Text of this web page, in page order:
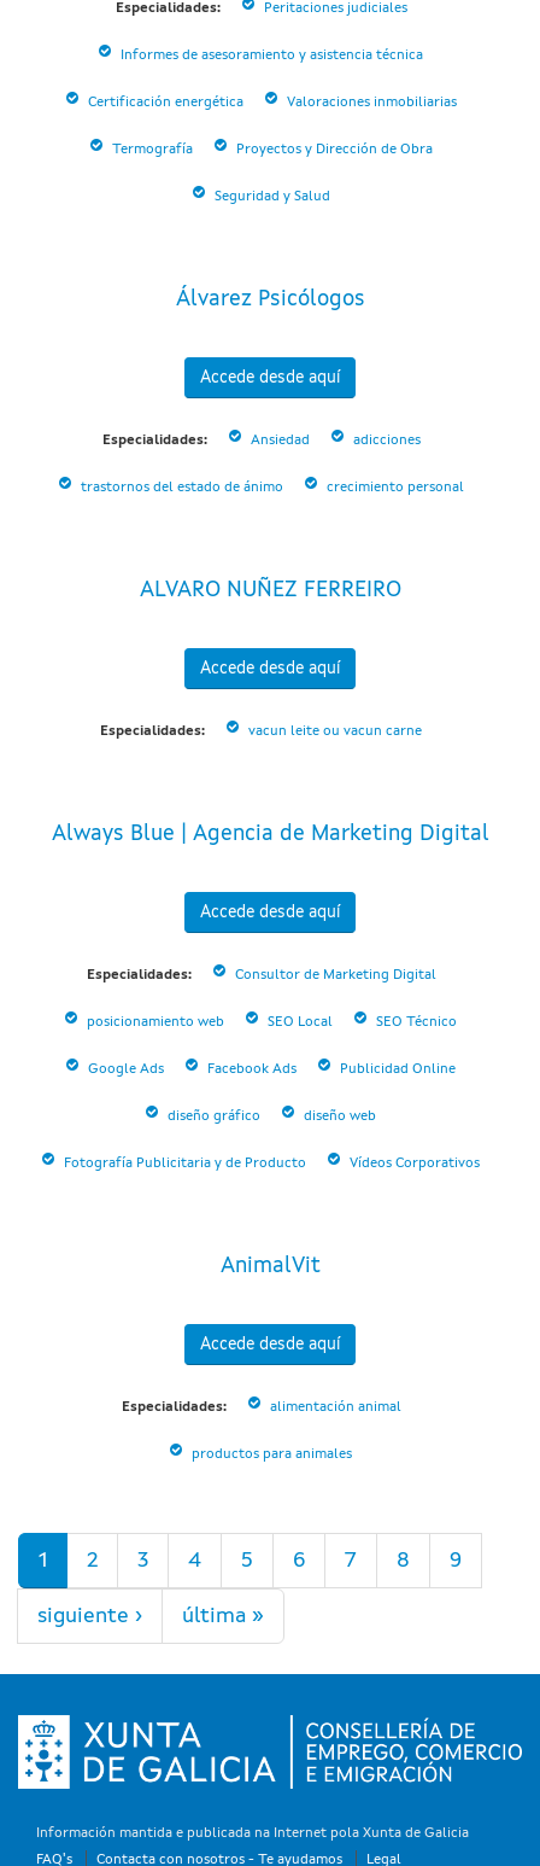
Especialidades: Peritaciones judiciales
Informes de asesoramiento y asistencia técnica
Certificación energética Valoraciones inmobiliarias
Termografía Proyectos y Dirección de Obra
Seguridad y Salud
Álvarez Psicólogos
Accede desde aquí
Especialidades: Ansiedad adicciones
trastornos del estado de ánimo crecimiento personal
ALVARO NUÑEZ FERREIRO
Accede desde aquí
Especialidades: vacun leite ou vacun carne
Always Blue | Agencia de Marketing Digital
Accede desde aquí
Especialidades: Consultor de Marketing Digital
posicionamiento web SEO Local SEO Técnico
Google Ads Facebook Ads Publicidad Online
diseño gráfico diseño web
Fotografía Publicitaria y de Producto Vídeos Corporativos
AnimalVit
Accede desde aquí
Especialidades: alimentación animal
productos para animales
Páginas
1 2 3 4 5 6 7 8 9
siguiente › última »
Información mantida e publicada na Internet pola Xunta de Galicia
FAQ's
Contacta con nosotros - Te ayudamos Legal